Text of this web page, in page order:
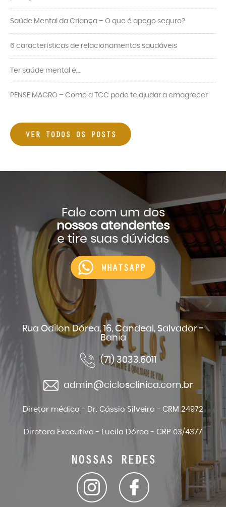
Saúde Mental da Criança – O que é apego seguro?
6 características de relacionamentos saudáveis
Ter saúde mental é…
PENSE MAGRO – Como a TCC pode te ajudar a emagrecer
VER TODOS OS POSTS
Fale com um dos
nossos atendentes
e tire suas dúvidas
WHATSAPP
Rua Odilon Dórea, 16, Candeal, Salvador -
Bahia
(71) 3033.6011
admin@ciclosclinica.com.br
Diretor médico - Dr. Cássio Silveira - CRM 24972
Diretora Executiva - Lucila Dórea - CRP 03/4377
NOSSAS REDES